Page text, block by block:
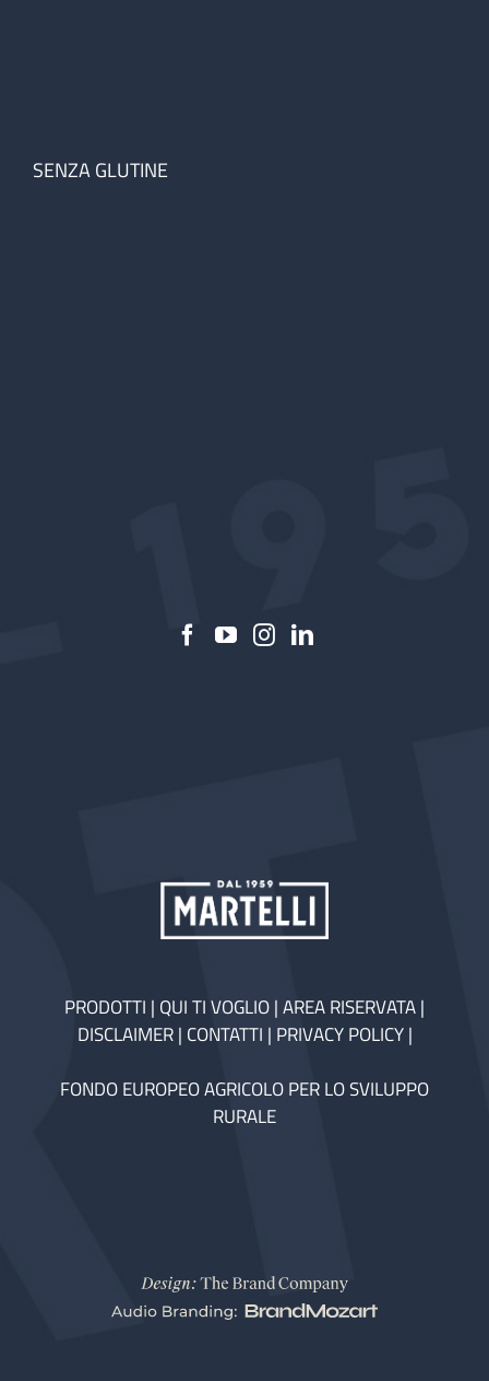
SENZA GLUTINE
PRODOTTI | QUI TI VOGLIO|AREA RISERVATA|
DISCLAIMER| CONTATTI | PRIVACY POLICY|
FONDO EUROPEO AGRICOLO PER LO SVILUPPO
RURALE